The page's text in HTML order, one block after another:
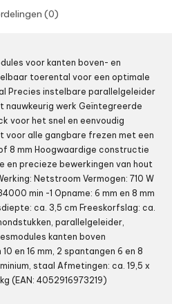
(0)
voor kanten boven- en
toerental voor een optimale
Precies instelbare parallelgeleider
werk Geïntegreerde
voor het snel en eenvoudig
voor alle gangbare frezen met een
8 mm Hoogwaardige constructie
en precieze bewerkingen van hout
Netstroom Vermogen: 710 W
min -1 Opname: 6 mm en 8 mm
ca. 3,5 cm Freeskorfslag: ca.
parallelgeleider,
kanten boven
en 16 mm, 2 spantangen 6 en 8
staal Afmetingen: ca. 19,5 x
(EAN: 4052916973219)